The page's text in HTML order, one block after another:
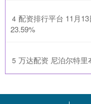
4 配资排行平台 11月
23.59%
5 万达配资 尼泊尔特